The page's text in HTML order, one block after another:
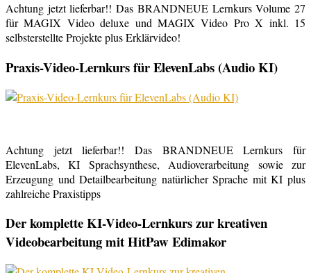
Achtung jetzt lieferbar!! Das BRANDNEUE Lernkurs Volume 27
für MAGIX Video deluxe und MAGIX Video Pro X inkl. 15
selbsterstellte Projekte plus Erklärvideo!
Praxis-Video-Lernkurs für ElevenLabs (Audio KI)
Achtung jetzt lieferbar!! Das BRANDNEUE Lernkurs für
ElevenLabs, KI Sprachsynthese, Audioverarbeitung sowie zur
Erzeugung und Detailbearbeitung natürlicher Sprache mit KI plus
zahlreiche Praxistipps
Der komplette KI-Video-Lernkurs zur kreativen
Videobearbeitung mit HitPaw Edimakor